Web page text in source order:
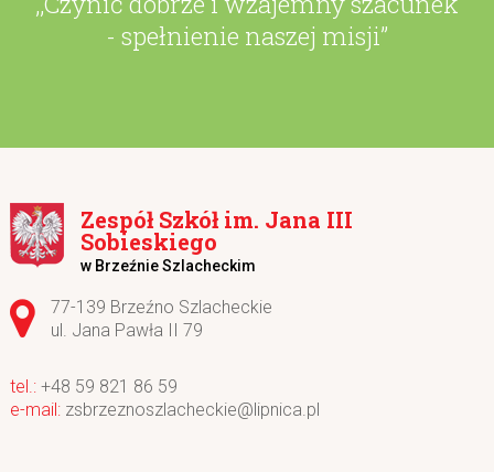
- spełnienie naszej misji”
Zespół Szkół im. Jana III
Sobieskiego
w Brzeźnie Szlacheckim
Adres pocztowy:
77-139 Brzeźno Szlacheckie
ul. Jana Pawła II 79
+48 59 821 86 59
zsbrzeznoszlacheckie@lipnica.pl